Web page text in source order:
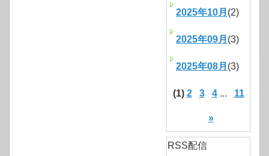
2025年10月 (2)
2025年09月 (3)
2025年08月 (3)
(1) 2 3 4... 11
»
RSS配信